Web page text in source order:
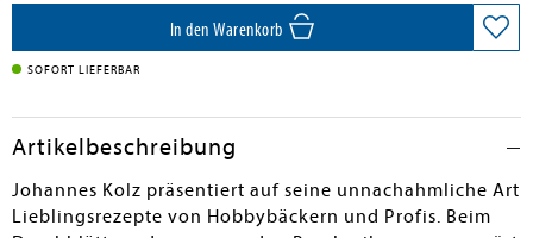
In den Warenkorb
SOFORT LIEFERBAR
Artikelbeschreibung
Johannes Kolz präsentiert auf seine unnachahmliche Art
Lieblingsrezepte von Hobbybäckern und Profis. Beim